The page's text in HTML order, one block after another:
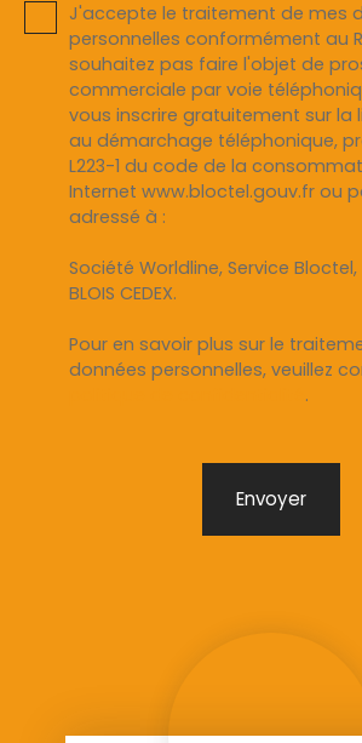
J'accepte le traitement de mes
personnelles conformément au
souhaitez pas faire l'objet de
commerciale par voie
vous inscrire gratuitement sur la
au démarchage téléphonique,
L223-1 du code de la
Internet www.bloctel.gouv.fr ou
adressé à :
Société Worldline, Service Bloctel,
BLOIS CEDEX.
Pour en savoir plus sur le
données personnelles, veuillez
.
Envoyer